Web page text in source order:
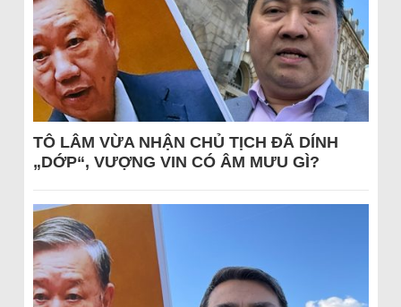
TÔ LÂM VỪA NHẬN CHỦ TỊCH ĐÃ DÍNH
„DỚP“, VƯỢNG VIN CÓ ÂM MƯU GÌ?